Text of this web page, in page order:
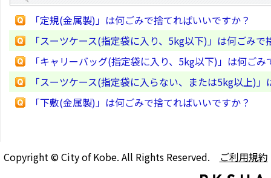
「定規(金属製)」は何ごみで捨てればいいですか？
「スーツケース(指定袋に入り、5kg以下)」は何ごみ
「キャリーバッグ(指定袋に入り、5kg以下)」は何ご
「スーツケース(指定袋に入らない、または5kg以上)
「下敷(金属製)」は何ごみで捨てればいいですか？
Copyright © City of Kobe. All Rights Reserved. ご利用規約